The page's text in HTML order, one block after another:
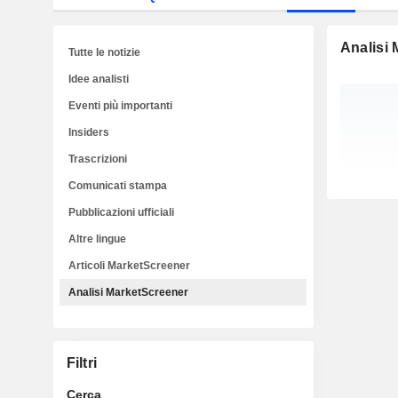
Analisi
Tutte le notizie
Idee analisti
Eventi più importanti
Insiders
Trascrizioni
Comunicati stampa
Pubblicazioni ufficiali
Altre lingue
Articoli MarketScreener
Analisi MarketScreener
Filtri
Cerca